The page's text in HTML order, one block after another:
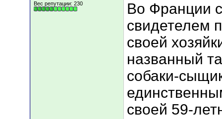
Вес репутации: 230
Во Франции
свидетелем
своей
названный
собаки-
своей 59-